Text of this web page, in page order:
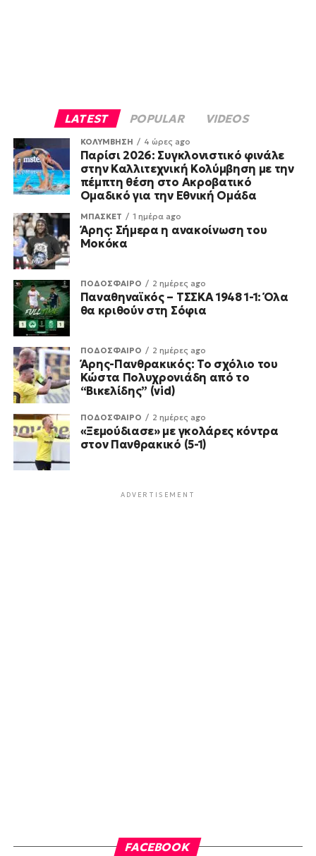
LATEST POPULAR VIDEOS
ΚΟΛΥΜΒΗΣΗ 4 ώρες ago
Παρίσι 2026: Συγκλονιστικό φινάλε
στην Καλλιτεχνική Κολύμβηση με την
πέμπτη θέση στο Ακροβατικό
Ομαδικό για την Εθνική Ομάδα
ΜΠΑΣΚΕΤ 1 ημέρα ago
Άρης: Σήμερα η ανακοίνωση του
Μοκόκα
ΠΟΔΟΣΦΑΙΡΟ 2 ημέρες ago
Παναθηναϊκός – ΤΣΣΚΑ 1948 1-1: Όλα
θα κριθούν στη Σόφια
ΠΟΔΟΣΦΑΙΡΟ 2 ημέρες ago
Άρης-Πανθρακικός: Το σχόλιο του
Κώστα Πολυχρονιάδη από το
“Βικελίδης” (vid)
ΠΟΔΟΣΦΑΙΡΟ 2 ημέρες ago
«Ξεμούδιασε» με γκολάρες κόντρα
στον Πανθρακικό (5-1)
ADVERTISEMENT
FACEBOOK